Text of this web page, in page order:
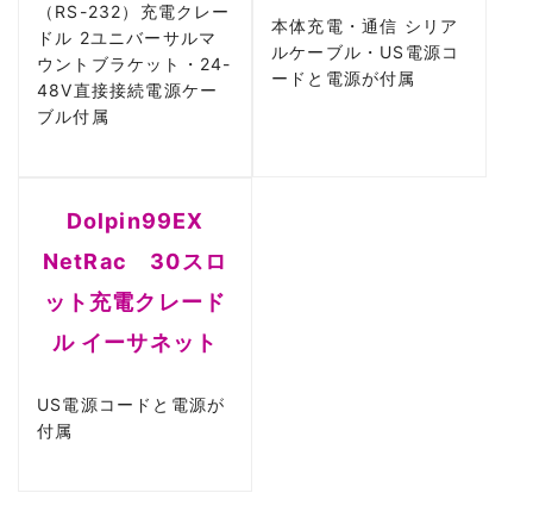
（RS-232）充電クレー
ドル 2ユニバーサルマ
ウントブラケット・24-
48V直接接続電源ケー
ブル付属
本体充電・通信 シリア
ルケーブル・US電源コ
ードと電源が付属
Dolpin99EX
NetRac 30スロ
ット充電クレード
ル イーサネット
US電源コードと電源が
付属